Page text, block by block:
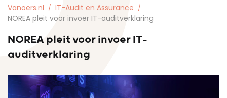
Vanoers.nl
IT-Audit en Assurance
NOREA pleit voor invoer IT-auditverklaring
NOREA pleit voor invoer IT-
auditverklaring